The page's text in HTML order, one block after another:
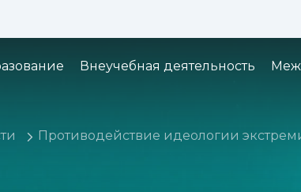
Кернинг: 1x 2x 3x
Внеучебная деятельность
Противодействие идеологии